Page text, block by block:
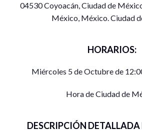
04530 Coyoacán, Ciudad de
México, México. Ciudad
HORARIOS:
Miércoles 5 de Octubre de
Hora de Ciudad de
DESCRIPCIÓN DETALLADA